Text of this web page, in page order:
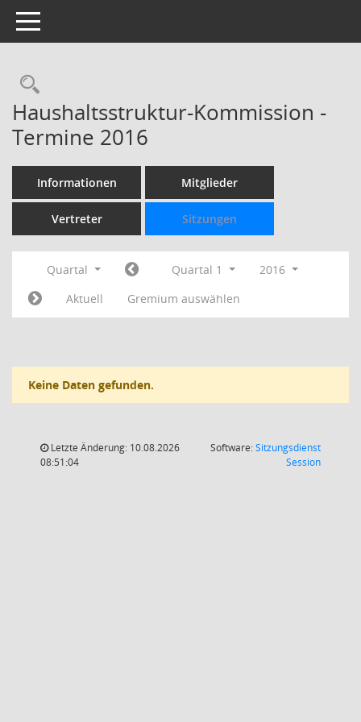
Toggle navigation
Rechercheauswahl
Haushaltsstruktur-Kommission -
Termine 2016
Informationen Mitglieder
Vertreter Sitzungen
Quartal Quartal 1
2016
Aktuell
Gremium auswählen
Keine Daten gefunden.
Letzte Änderung: 10.08.2026
08:51:04
Software:Sitzungsdienst
Session(Wird in